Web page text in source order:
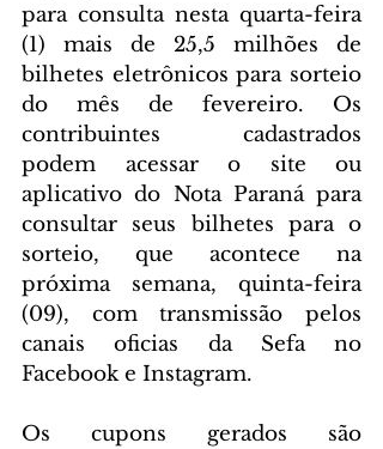
para consulta nesta quarta-feira
(1) mais de 25,5 milhões de
bilhetes eletrônicos para sorteio
do mês de fevereiro. Os
contribuintes cadastrados
podem acessar o site ou
aplicativo do Nota Paraná para
consultar seus bilhetes para o
sorteio, que acontece na
próxima semana, quinta-feira
(09), com transmissão pelos
canais oficias da Sefa no
Facebook e Instagram.
Os cupons gerados são